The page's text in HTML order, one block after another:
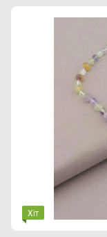
Хіт